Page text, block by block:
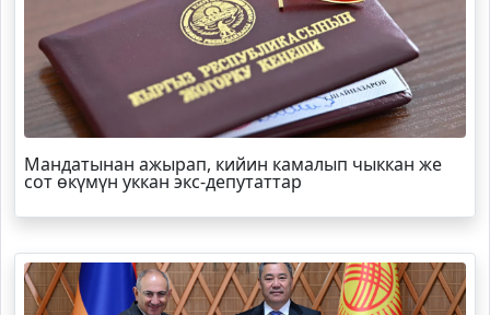
Мандатынан ажырап, кийин камалып чыккан же
сот өкүмүн уккан экс-депутаттар